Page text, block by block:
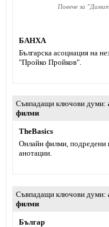
Повече за "
БАНХА
Българска асоциация на
"Пройко Пройков".
Съвпадащи ключови думи
филми
TheBasics
Онлайн филми, подредени
анотации.
Съвпадащи ключови думи
филми
Българ